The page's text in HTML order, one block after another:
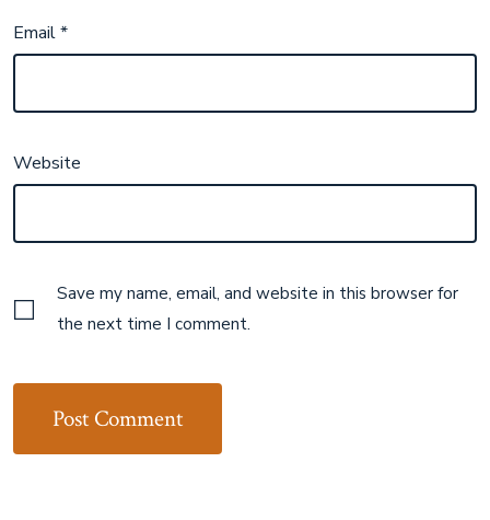
Email*
Website
Save my name, email, and website in this browser for
the next time I comment.